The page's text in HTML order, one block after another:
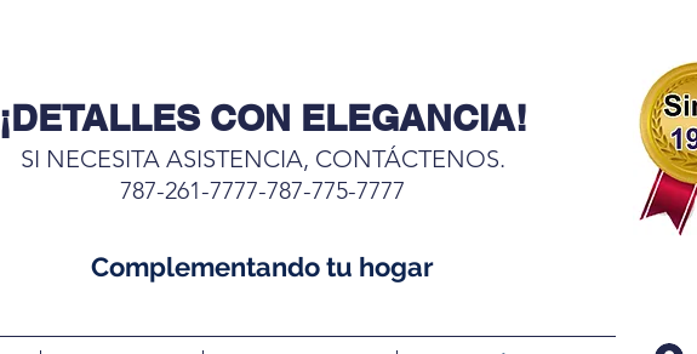
¡DETALLES CON ELEGANCIA!
SI NECESITA ASISTENCIA, CONTÁCTENOS.
787-261-7777-787-775-7777
Complementando tu hogar